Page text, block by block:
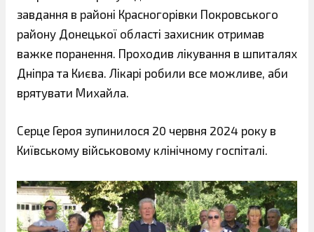
завдання в районі Красногорівки Покровського
району Донецької області захисник отримав
важке поранення. Проходив лікування в шпиталях
Дніпра та Києва. Лікарі робили все можливе, аби
врятувати Михайла.
Серце Героя зупинилося 20 червня 2024 року в
Київському військовому клінічному госпіталі.